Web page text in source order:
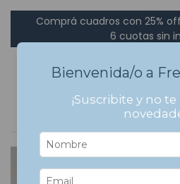
Comprá cuadros con 25%
6 cuotas sin
%OFF
Bienvenida/o a
¡Suscribite y no